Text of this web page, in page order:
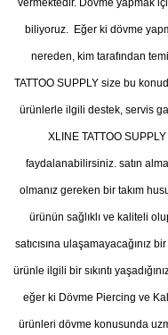
vermektedir. Dövme yapmak
biliyoruz. Eğer ki dövme
nereden, kim tarafından
TATTOO SUPPLY size bu
ürünlerle ilgili destek, servis
XLINE TATTOO
faydalanabilirsiniz. satın
olmanız gereken bir takım
ürünün sağlıklı ve kaliteli
satıcısına ulaşamayacağınız
ürünle ilgili bir sıkıntı
eğer ki Dövme Piercing ve
ürünleri dövme konusunda